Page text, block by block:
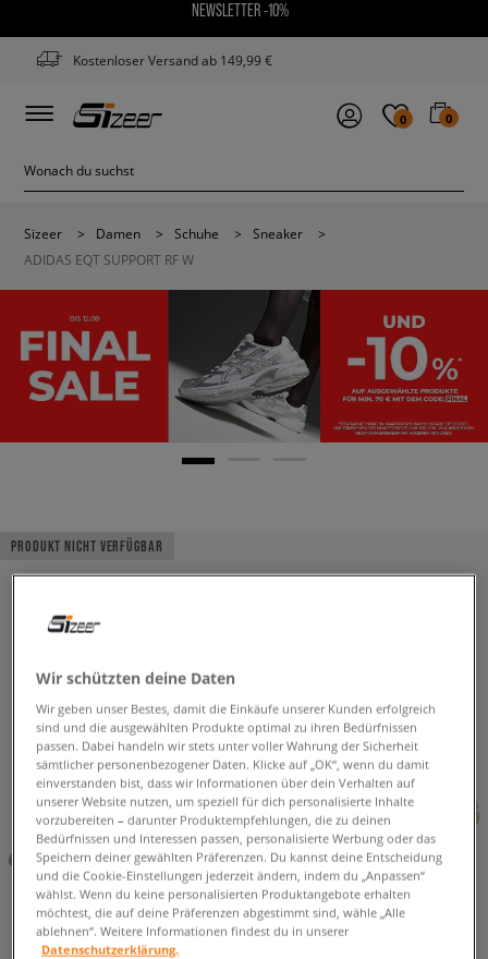
NEWSLETTER -10%
Kostenloser Versand ab 149,99 €
0 0
Sizeer > Damen > Schuhe > Sneaker
>
ADIDAS EQT SUPPORT RF W
PRODUKT NICHT VERFÜGBAR
Wir schützten deine Daten
Wir geben unser Bestes, damit die Einkäufe unserer Kunden erfolgreich
sind und die ausgewählten Produkte optimal zu ihren Bedürfnissen
passen. Dabei handeln wir stets unter voller Wahrung der Sicherheit
sämtlicher personenbezogener Daten. Klicke auf „OK“, wenn du damit
einverstanden bist, dass wir Informationen über dein Verhalten auf
unserer Website nutzen, um speziell für dich personalisierte Inhalte
vorzubereiten – darunter Produktempfehlungen, die zu deinen
Bedürfnissen und Interessen passen, personalisierte Werbung oder das
Speichern deiner gewählten Präferenzen. Du kannst deine Entscheidung
und die Cookie-Einstellungen jederzeit ändern, indem du „Anpassen“
wählst. Wenn du keine personalisierten Produktangebote erhalten
möchtest, die auf deine Präferenzen abgestimmt sind, wähle „Alle
ablehnen“. Weitere Informationen findest du in unserer
Datenschutzerklärung.